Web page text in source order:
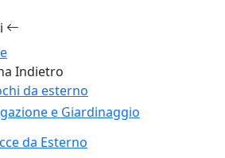
Indietro
da esterno
e Giardinaggio
da Esterno